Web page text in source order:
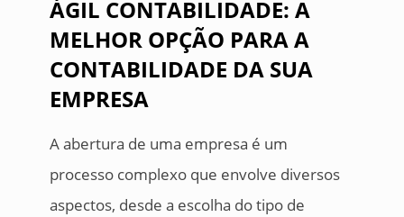
ÁGIL CONTABILIDADE: A
MELHOR OPÇÃO PARA A
CONTABILIDADE DA SUA
EMPRESA
A abertura de uma empresa é um
processo complexo que envolve diversos
aspectos, desde a escolha do tipo de